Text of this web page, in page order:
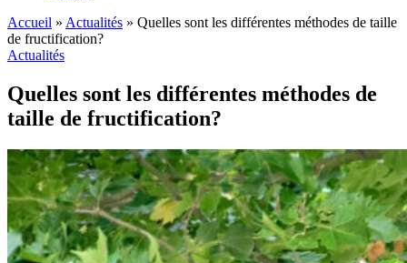
Accueil » Actualités » Quelles sont les différentes méthodes de taille
de fructification?
Actualités
Quelles sont les différentes méthodes de
taille de fructification?